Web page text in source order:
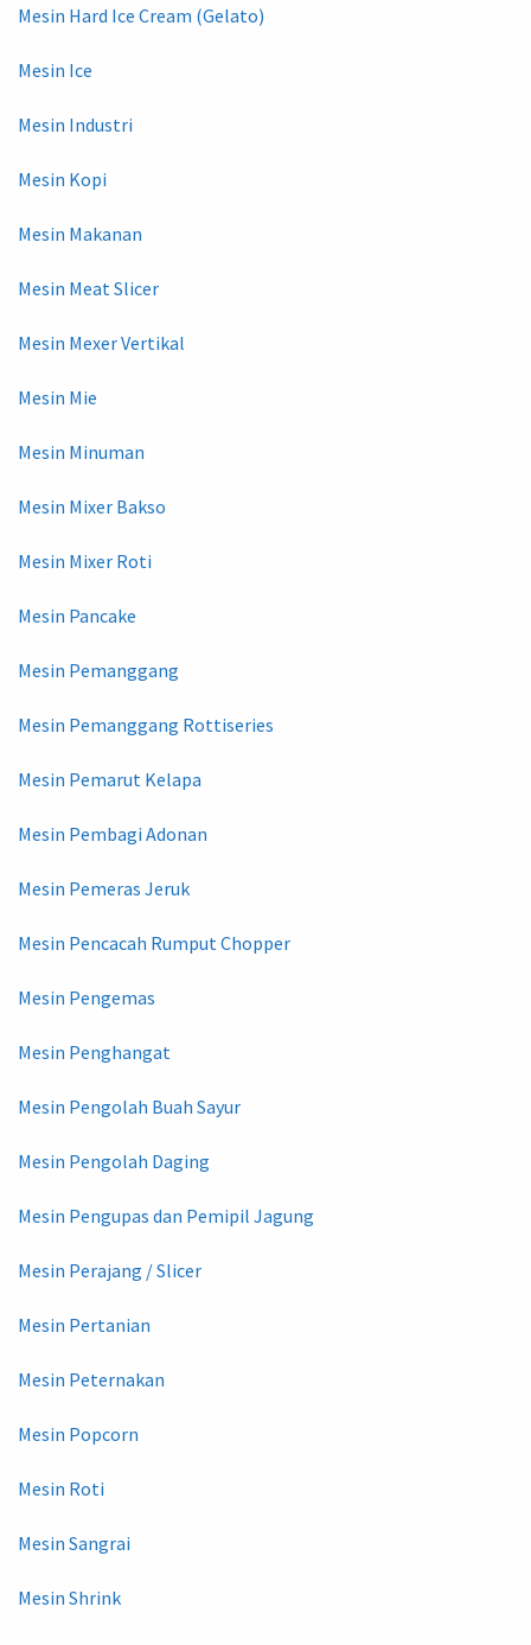
Mesin Hard Ice Cream (Gelato)
Mesin Ice
Mesin Industri
Mesin Kopi
Mesin Makanan
Mesin Meat Slicer
Mesin Mexer Vertikal
Mesin Mie
Mesin Minuman
Mesin Mixer Bakso
Mesin Mixer Roti
Mesin Pancake
Mesin Pemanggang
Mesin Pemanggang Rottiseries
Mesin Pemarut Kelapa
Mesin Pembagi Adonan
Mesin Pemeras Jeruk
Mesin Pencacah Rumput Chopper
Mesin Pengemas
Mesin Penghangat
Mesin Pengolah Buah Sayur
Mesin Pengolah Daging
Mesin Pengupas dan Pemipil Jagung
Mesin Perajang / Slicer
Mesin Pertanian
Mesin Peternakan
Mesin Popcorn
Mesin Roti
Mesin Sangrai
Mesin Shrink